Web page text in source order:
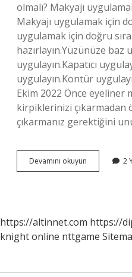
olmalı? Makyajı
Makyajı uygulamak için
uygulamak için doğru
hazırlayın.Yüzünüze baz
uygulayın.Kapatıcı
uygulayın.Kontür
Ekim 2022 Önce eyeliner
kirpiklerinizi çıkarmadan
çıkarmanız gerektiğini
Devamını okuyun
Far
2
https://altinnet.com https://
knight online nttgame